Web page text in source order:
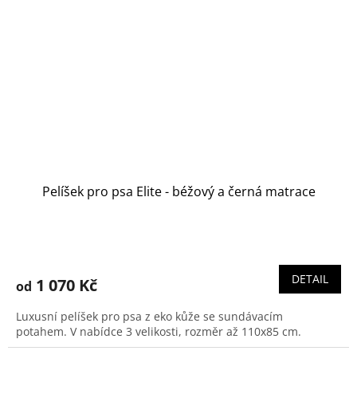
Pelíšek pro psa Elite - béžový a černá matrace
je
z
5
hvězdiček.
od 1 070 Kč DETAIL
Luxusní pelíšek pro psa z eko kůže se sundávacím
potahem. V nabídce 3 velikosti, rozměr až 110x85 cm.